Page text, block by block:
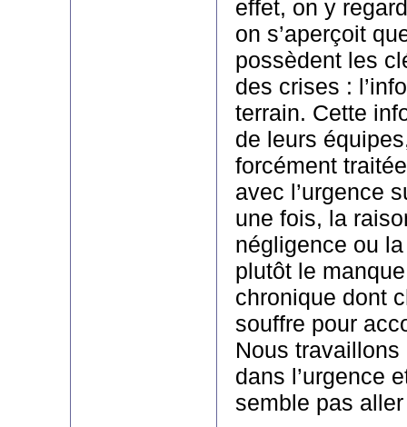
effet, on y
on s’aperçoit
possèdent les
des crises :
terrain. Cette
de leurs
forcément
avec l’urgence
une fois, la
négligence ou
plutôt le
chronique dont
souffre pour
Nous
dans l’urgence
semble pas